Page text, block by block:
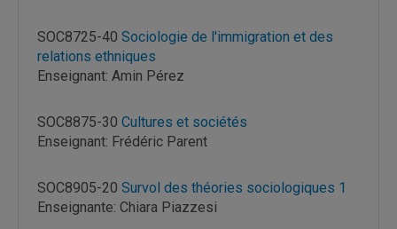
SOC8725-40 Sociologie de l'immigration et des
relations ethniques
Enseignant: Amin Pérez
SOC8875-30 Cultures et sociétés
Enseignant: Frédéric Parent
SOC8905-20 Survol des théories sociologiques 1
Enseignante: Chiara Piazzesi